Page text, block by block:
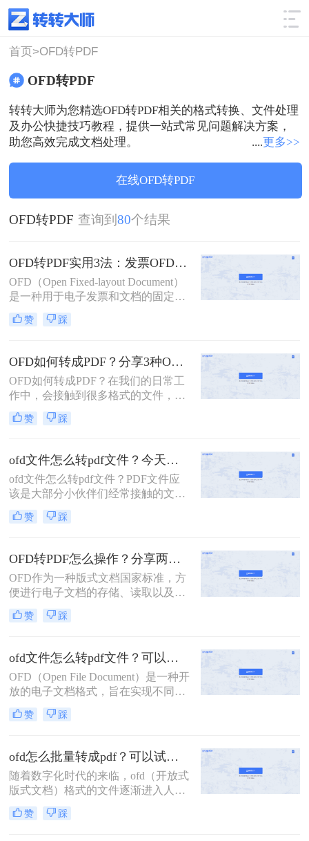
使用技巧 筛选
首页>OFD转PDF
OFD转PDF
转转大师为您精选OFD转PDF相关的格式转换、文件处理
及办公快捷技巧教程，提供一站式常见问题解决方案，
助您高效完成文档处理。
....更多>>
在线OFD转PDF
OFD转PDF 查询到80个结果
OFD转PDF实用3法：发票OFD和合同OFD的转换要点不同!
OFD（Open Fixed-layout Document）
是一种用于电子发票和文档的固定版
式文件格式，广泛应用于中国的政府
和企业中。然而，在实际使用中，有
PDF格式，以便于跨平台共享和编
辑。那么OFD怎么转成PDF呢？本文
将介绍三种实用的方法，帮助您轻松
完成OFD到PDF的转换。
赞 踩
OFD如何转成PDF？分享3种OFD转PDF方法
OFD如何转成PDF？在我们的日常工
作中，会接触到很多格式的文件，
OFD文件不多见，它是一个开放版式
文档，具有格式独立、版面固定的呈
常生活中PDF文件使用频率较高，那
么遇到OFD文件怎么转成PDF格式
呢？今天教大家三种OFD转PDF方
法，快来一起看看吧。
赞 踩
ofd文件怎么转pdf文件？今天给你分享这几个方法！
ofd文件怎么转pdf文件？PDF文件应
该是大部分小伙伴们经常接触的文件
格式吧，相对于ofd文件来说，打印不
乱码，打开也方便，所以当我们接触
转换为pdf文件了，下面就将ofd转pdf
文件的方法分享给大家，一起来看看
吧！
赞 踩
OFD转PDF怎么操作？分享两种OFD转PDF方法
OFD作为一种版式文档国家标准，方
便进行电子文档的存储、读取以及编
辑，应用广泛，包括阅读的方式、档
案、电子发票、电子签章、电子病历
给大家分享2个OFD转PDF工具，快
速搞定格式互转！
赞 踩
ofd文件怎么转pdf文件？可以试试这2种方法！
OFD（Open File Document）是一种开
放的电子文档格式，旨在实现不同软
件平台之间的文档互操作性。然而，
有时我们可能需要将OFD文件转换为
和广泛接受的文档格式。那么ofd文件
怎么转pdf文件呢？以下是将OFD文件
转换为PDF文件的几种方法。
赞 踩
ofd怎么批量转成pdf？可以试试这二种方法！
随着数字化时代的来临，ofd（开放式
版式文档）格式的文件逐渐进入人们
的视野。然而，由于ofd格式在某些情
况下的兼容性和查阅便利性不如PDF
赞 踩